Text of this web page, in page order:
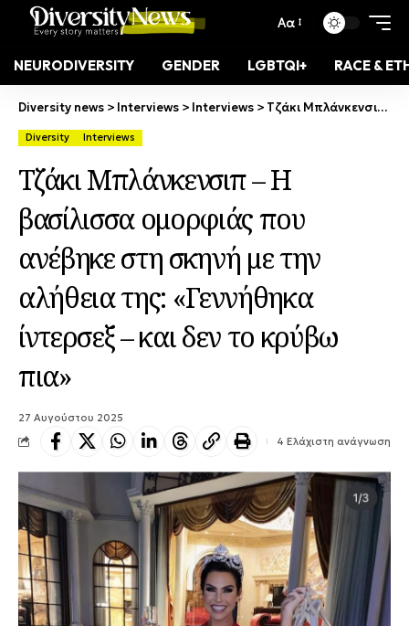
Αα
NEURODIVERSITY GENDER LGBTQI+ RACE &
Diversity news > Interviews > Interviews > Τζάκι Μπλάνκενσιπ – Η βασίλισσα ομορφιάς που ανέβηκε στη σκηνή με την αλήθεια της: «Γεννήθηκα ίντερσεξ – και δεν το κρύβω πια»
Diversity Interviews
Τζάκι Μπλάνκενσιπ – Η
βασίλισσα ομορφιάς που
ανέβηκε στη σκηνή με την
αλήθεια της: «Γεννήθηκα
ίντερσεξ – και δεν το κρύβω
πια»
27 Αυγούστου 2025
4 Ελάχιστη ανάγνωση